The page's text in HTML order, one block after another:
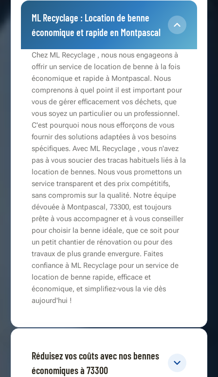
ML Recyclage : Location de benne
économique et rapide en Montpascal
Chez ML Recyclage , nous nous engageons à
offrir un service de location de benne à la fois
économique et rapide à Montpascal. Nous
comprenons à quel point il est important pour
vous de gérer efficacement vos déchets, que
vous soyez un particulier ou un professionnel.
C'est pourquoi nous nous efforçons de vous
fournir des solutions adaptées à vos besoins
spécifiques. Avec ML Recyclage , vous n'avez
pas à vous soucier des tracas habituels liés à la
location de bennes. Nous vous promettons un
service transparent et des prix compétitifs,
sans compromis sur la qualité. Notre équipe
dévouée à Montpascal, 73300, est toujours
prête à vous accompagner et à vous conseiller
pour choisir la benne idéale, que ce soit pour
un petit chantier de rénovation ou pour des
travaux de plus grande envergure. Faites
confiance à ML Recyclage pour un service de
location de benne rapide, efficace et
économique, et simplifiez-vous la vie dès
aujourd'hui !
Réduisez vos coûts avec nos bennes
économiques à 73300